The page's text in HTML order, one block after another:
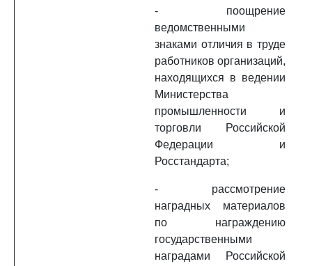
- поощрение
ведомственными
знаками отличия в труде
работников организаций,
находящихся в ведении
Министерства
промышленности и
торговли Российской
Федерации и
Росстандарта;
- рассмотрение
наградных материалов
по награждению
государственными
наградами Российской